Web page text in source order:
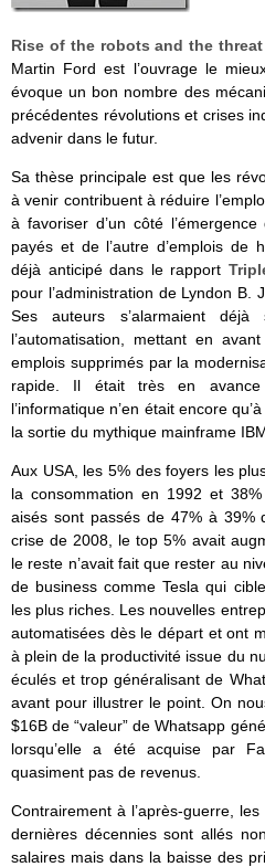
Rise of the robots and the
Martin Ford est l’ouvrage le
évoque un bon nombre des
précédentes révolutions et crises
advenir dans le futur.
Sa thèse principale est que les
à venir contribuent à réduire
à favoriser d’un côté
payés et de l’autre d’emplois de
déjà anticipé dans le rapport
pour l’administration de Lyndon B.
Ses auteurs s’alarmaient
l’automatisation, mettant en
emplois supprimés par la
rapide. Il était très en
l’informatique n’en était encore
la sortie du mythique mainframe
Aux USA, les 5% des foyers les
la consommation en 1992 et
aisés sont passés de 47% à 39%
crise de 2008, le top 5% avait
le reste n’avait fait que rester au
de business comme Tesla qui
les plus riches. Les nouvelles
automatisées dès le départ et ont
à plein de la productivité issue du
éculés et trop généralisant de
avant pour illustrer le point. On
$16B de “valeur” de Whatsapp
lorsqu’elle a été acquise par
quasiment pas de revenus.
Contrairement à l’après-guerre,
dernières décennies sont allés
salaires mais dans la baisse des